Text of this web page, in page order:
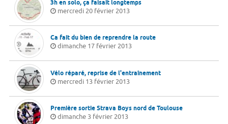
3h en solo, ça faisait longtemps
mercredi 20 février 2013
Ca fait du bien de reprendre la route
dimanche 17 février 2013
Vélo réparé, reprise de l'entraînement
mercredi 13 février 2013
Première sortie Strava Boys nord de Toulouse
dimanche 3 février 2013